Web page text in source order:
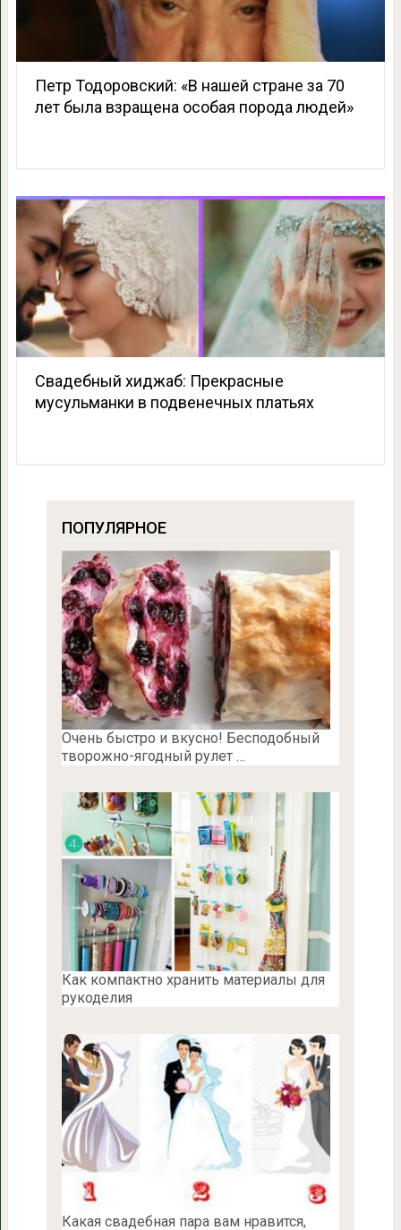
Петр Тодоровский: «В нашей стране за 70
лет была взращена особая порода людей»
Свадебный хиджаб: Прекрасные
мусульманки в подвенечных платьях
ПОПУЛЯРНОЕ
Очень быстро и вкусно! Бесподобный
творожно-ягодный рулет …
Как компактно хранить материалы для
рукоделия
Какая свадебная пара вам нравится,